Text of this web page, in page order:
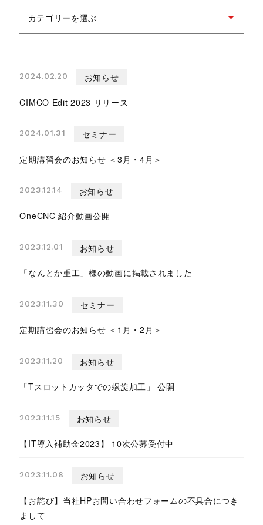
カテゴリーを選ぶ
2024.02.20 お知らせ
CIMCO Edit 2023 リリース
2024.01.31 セミナー
定期講習会のお知らせ ＜3月・4月＞
2023.12.14 お知らせ
OneCNC 紹介動画公開
2023.12.01 お知らせ
「なんとか重工」様の動画に掲載されました
2023.11.30 セミナー
定期講習会のお知らせ ＜1月・2月＞
2023.11.20 お知らせ
「Tスロットカッタでの螺旋加工」 公開
2023.11.15 お知らせ
【IT導入補助金2023】 10次公募受付中
2023.11.08 お知らせ
【お詫び】当社HPお問い合わせフォームの不具合につき
まして